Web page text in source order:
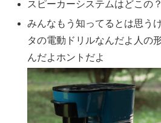
スピーカーシステムはどこの？
みんなもう知ってるとは思う
タの電動ドリルなんだよ人の
んだよホントだよ